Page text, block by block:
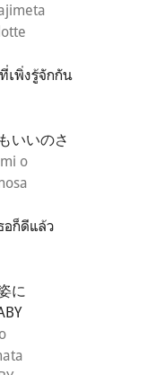
เพิ่งรู้จักกัน
いいのさ
o
อก็ดีแล้ว
に